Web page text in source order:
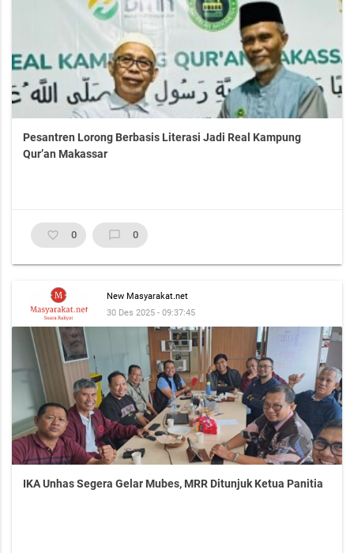
Pesantren Lorong Berbasis Literasi Jadi Real Kampung
Qur’an Makassar
favorite_border 0 chat_bubble_outline 0
New Masyarakat.net
30 Des 2025 - 09:37:45
IKA Unhas Segera Gelar Mubes, MRR Ditunjuk Ketua Panitia